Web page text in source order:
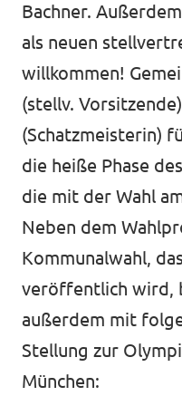
Bachner.
als neuen
willkommen!
(stellv.
(Schatzmeisterin)
die heiße Phase
die mit der Wahl
Neben dem
Kommunalwahl,
veröffentlich wird,
außerdem mit
Stellung zur
München: